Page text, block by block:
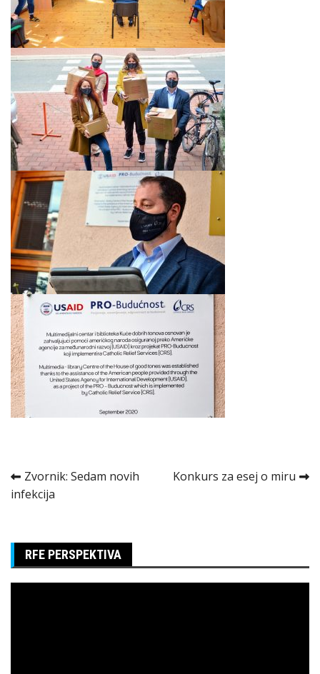
Kretanje
članka
Zvornik: Sedam novih
infekcija
Konkurs za esej o miru
RFE PERSPEKTIVA